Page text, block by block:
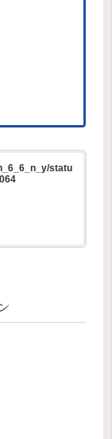
statu